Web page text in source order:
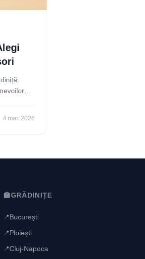
4 mar. 2026
🏫GRĂDINIȚE
📍București
📍Ploiești
📍Cluj-Napoca